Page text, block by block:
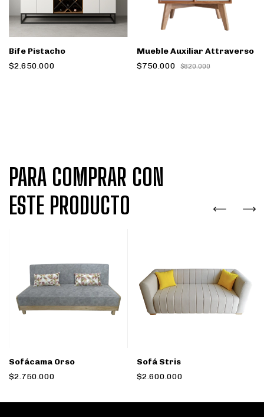
Bife Pistacho
$2.650.000
Mueble Auxiliar Attraverso
$750.000
$820.000
PARA COMPRAR CON
ESTE PRODUCTO
Sofácama Orso
$2.750.000
Sofá Stris
$2.600.000